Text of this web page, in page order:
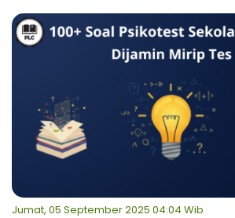
Jumat, 05 September 2025 04:04 Wib